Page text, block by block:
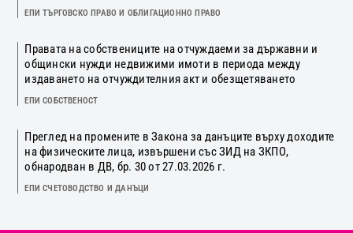
ЕПИ ТЪРГОВСКО ПРАВО И ОБЛИГАЦИОННО ПРАВО
Правата на собствениците на отчуждаеми за държавни и
общински нужди недвижими имоти в периода между
издаването на отчуждителния акт и обезщетяването
ЕПИ СОБСТВЕНОСТ
Преглед на промените в Закона за данъците върху доходите
на физическите лица, извършени със ЗИД на ЗКПО,
обнародван в ДВ, бр. 30 от 27.03.2026 г.
ЕПИ СЧЕТОВОДСТВО И ДАНЪЦИ